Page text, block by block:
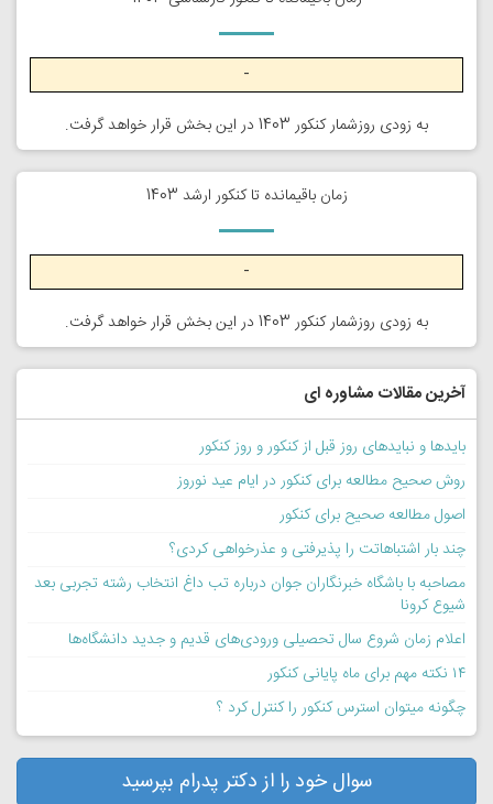
-
به زودی روزشمار کنکور 1403 در این بخش قرار خواهد گرفت.
زمان باقیمانده تا کنکور ارشد 1403
-
به زودی روزشمار کنکور 1403 در این بخش قرار خواهد گرفت.
آخرین مقالات مشاوره ای
بایدها و نبایدهای روز قبل از کنکور و روز کنکور
روش صحیح مطالعه برای کنکور در ایام عید نوروز
اصول مطالعه صحیح برای کنکور
چند بار اشتباهاتت را پذیرفتی و عذرخواهی کردی؟
مصاحبه با باشگاه خبرنگاران جوان درباره تب داغ انتخاب رشته تجربی بعد
شیوع کرونا
اعلام زمان شروع سال تحصیلی ورودی‌های قدیم و جدید دانشگاه‌ها
۱۴ نکته مهم برای ماه پایانی کنکور
چگونه میتوان استرس کنکور را کنترل کرد ؟
سوال خود را از دکتر پدرام بپرسید